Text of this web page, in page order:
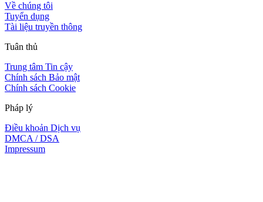
Về chúng tôi
Tuyển dụng
Tài liệu truyền thông
Tuân thủ
Trung tâm Tin cậy
Chính sách Bảo mật
Chính sách Cookie
Pháp lý
Điều khoản Dịch vụ
DMCA / DSA
Impressum